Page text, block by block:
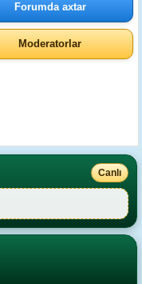
Forumda axtar
Moderatorlar
Canlı